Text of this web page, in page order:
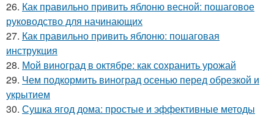
26. Как правильно привить яблоню весной: пошаговое
руководство для начинающих
27. Как правильно привить яблоню: пошаговая
инструкция
28. Мой виноград в октябре: как сохранить урожай
29. Чем подкормить виноград осенью перед обрезкой и
укрытием
30. Сушка ягод дома: простые и эффективные методы